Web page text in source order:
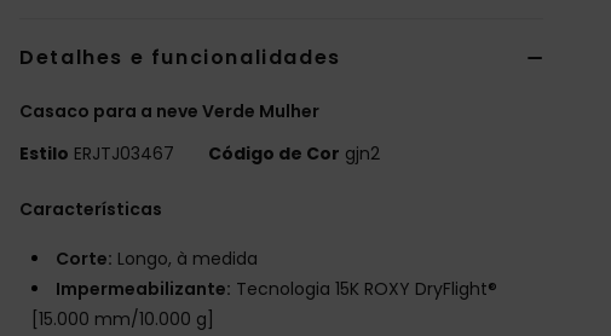
Detalhes e funcionalidades
Casaco para a neve Verde Mulher
Estilo ERJTJ03467 Código de Cor gjn2
Características
Corte: Longo, à medida
Impermeabilizante: Tecnologia 15K ROXY DryFlight®
[15.000 mm/10.000 g]